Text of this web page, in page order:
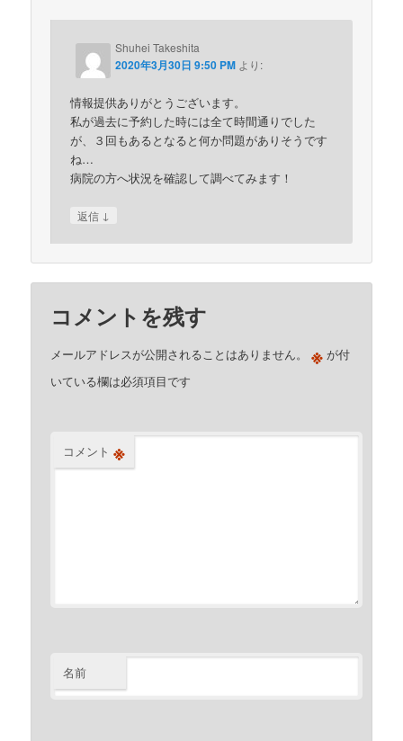
Shuhei Takeshita
2020年3月30日 9:50 PM より:
情報提供ありがとうございます。
私が過去に予約した時には全て時間通りでした
が、３回もあるとなると何か問題がありそうです
ね…
病院の方へ状況を確認して調べてみます！
返信 ↓
コメントを残す
メールアドレスが公開されることはありません。 ※ が付
いている欄は必須項目です
コメント ※
名前